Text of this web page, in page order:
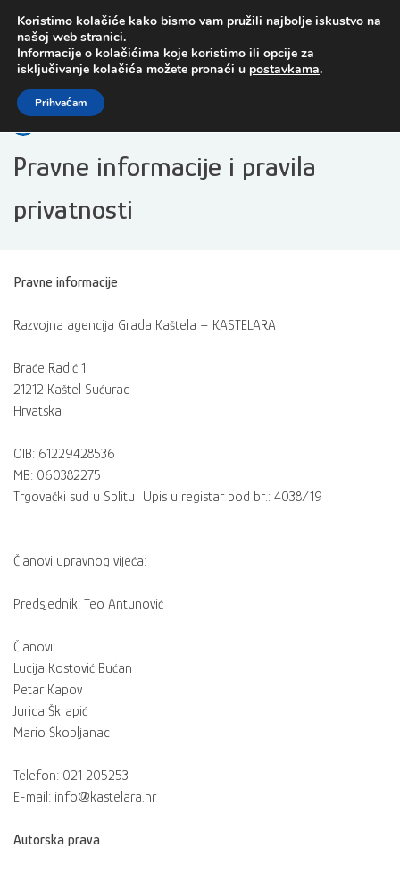
Open toolbar
sadržaj
Pravne informacije i pravila
privatnosti
Pravne informacije
Razvojna agencija Grada Kaštela – KASTELARA
Braće Radić 1
21212 Kaštel Sućurac
Hrvatska
OIB: 61229428536
MB: 060382275
Trgovački sud u Splitu| Upis u registar pod br.: 4038/19
Članovi upravnog vijeća:
Predsjednik: Teo Antunović
Članovi:
Lucija Kostović Bućan
Petar Kapov
Jurica Škrapić
Mario Škopljanac
Telefon: 021 205253
E-mail: info@kastelara.hr
Autorska prava
Koristimo kolačiće kako bismo vam pružili najbolje iskustvo na
našoj web stranici.
Informacije o kolačićima koje koristimo ili opcije za
isključivanje kolačića možete pronaći u postavkama.
Prihvaćam